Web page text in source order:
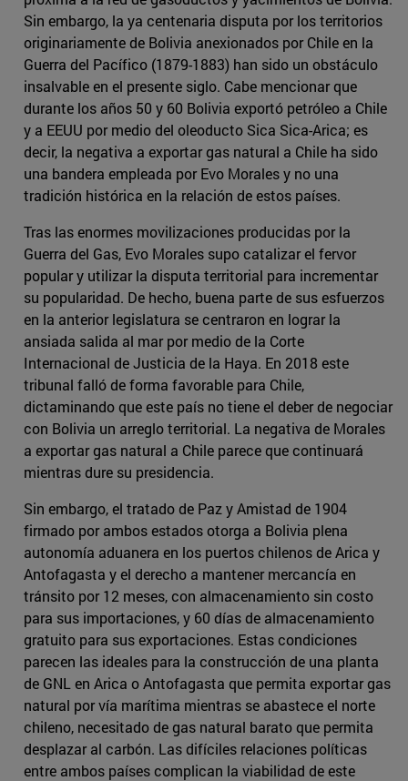
Sin embargo, la ya centenaria disputa por los territorios
originariamente de Bolivia anexionados por Chile en la
Guerra del Pacífico (1879-1883) han sido un obstáculo
insalvable en el presente siglo. Cabe mencionar que
durante los años 50 y 60 Bolivia exportó petróleo a Chile
y a EEUU por medio del oleoducto Sica Sica-Arica; es
decir, la negativa a exportar gas natural a Chile ha sido
una bandera empleada por Evo Morales y no una
tradición histórica en la relación de estos países.
Tras las enormes movilizaciones producidas por la
Guerra del Gas, Evo Morales supo catalizar el fervor
popular y utilizar la disputa territorial para incrementar
su popularidad. De hecho, buena parte de sus esfuerzos
en la anterior legislatura se centraron en lograr la
ansiada salida al mar por medio de la Corte
Internacional de Justicia de la Haya. En 2018 este
tribunal falló de forma favorable para Chile,
dictaminando que este país no tiene el deber de negociar
con Bolivia un arreglo territorial. La negativa de Morales
a exportar gas natural a Chile parece que continuará
mientras dure su presidencia.
Sin embargo, el tratado de Paz y Amistad de 1904
firmado por ambos estados otorga a Bolivia plena
autonomía aduanera en los puertos chilenos de Arica y
Antofagasta y el derecho a mantener mercancía en
tránsito por 12 meses, con almacenamiento sin costo
para sus importaciones, y 60 días de almacenamiento
gratuito para sus exportaciones. Estas condiciones
parecen las ideales para la construcción de una planta
de GNL en Arica o Antofagasta que permita exportar gas
natural por vía marítima mientras se abastece el norte
chileno, necesitado de gas natural barato que permita
desplazar al carbón. Las difíciles relaciones políticas
entre ambos países complican la viabilidad de este